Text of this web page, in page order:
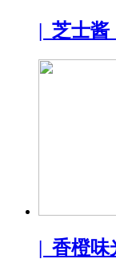
| 芝士
| 香橙味